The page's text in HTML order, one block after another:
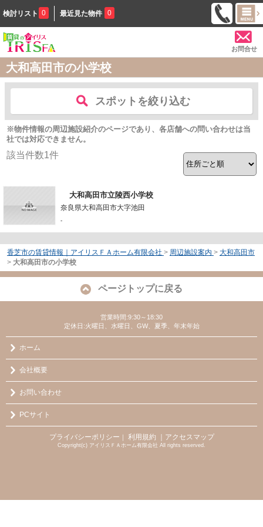
検討リスト 0 最近見た物件 0
お問合せ
大和高田市の小学校
スポットを絞り込む
※物件情報の周辺施設紹介のページであり、各店舗への問い合わせは当
社では対応できません。
該当件数1件
大和高田市立陵西小学校
奈良県大和高田市大字池田
-
香芝市の賃貸情報｜アイリスＦＡホーム有限会社 > 周辺施設案内 > 大和高田市
> 大和高田市の小学校
ページトップに戻る
営業時間:9:30～18:30
定休日:火曜日、水曜日、GW、夏季、年末年始
ホーム
会社概要
お問い合わせ
PCサイト
プライバシーポリシー ｜ 利用規約 ｜アクセスマップ
Copyright(c) アイリスＦＡホーム有限会社 All rights reserved.